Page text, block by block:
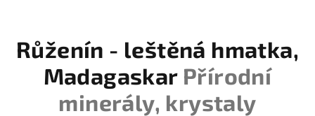
košík
Růženín - leštěná hmatka,
Madagaskar Přírodní
minerály, krystaly